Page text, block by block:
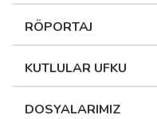
RÖPORTAJ
KUTLULAR UFKU
DOSYALARIMIZ